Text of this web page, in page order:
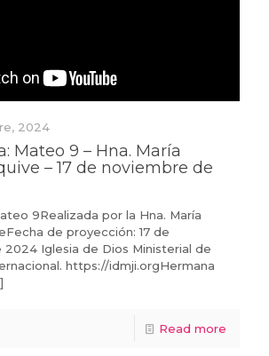
2024
Mateo 9 – Hna. María
– 17 de noviembre de
9Realizada por la Hna. María
de proyección: 17 de
2024 Iglesia de Dios Ministerial de
https://idmji.orgHermana
Read more